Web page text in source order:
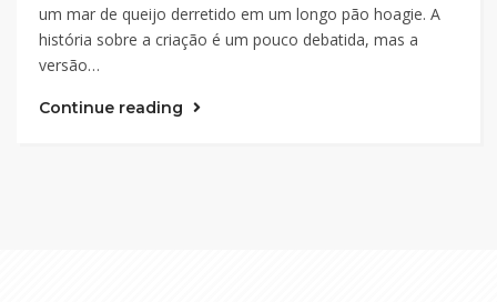
um mar de queijo derretido em um longo pão hoagie. A
história sobre a criação é um pouco debatida, mas a
versão…
Continue reading